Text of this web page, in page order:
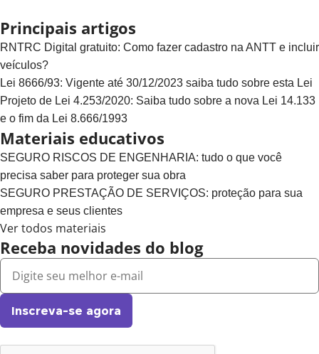
Principais artigos
RNTRC Digital gratuito: Como fazer cadastro na ANTT e incluir
veículos?
Lei 8666/93: Vigente até 30/12/2023 saiba tudo sobre esta Lei
Projeto de Lei 4.253/2020: Saiba tudo sobre a nova Lei 14.133
e o fim da Lei 8.666/1993
Materiais educativos
SEGURO RISCOS DE ENGENHARIA: tudo o que você
precisa saber para proteger sua obra
SEGURO PRESTAÇÃO DE SERVIÇOS: proteção para sua
empresa e seus clientes
Ver todos materiais
Receba novidades do blog
Inscreva-se agora